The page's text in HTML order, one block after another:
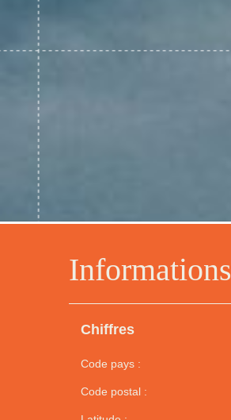
Informations
Chiffres
Code pays :
Code postal :